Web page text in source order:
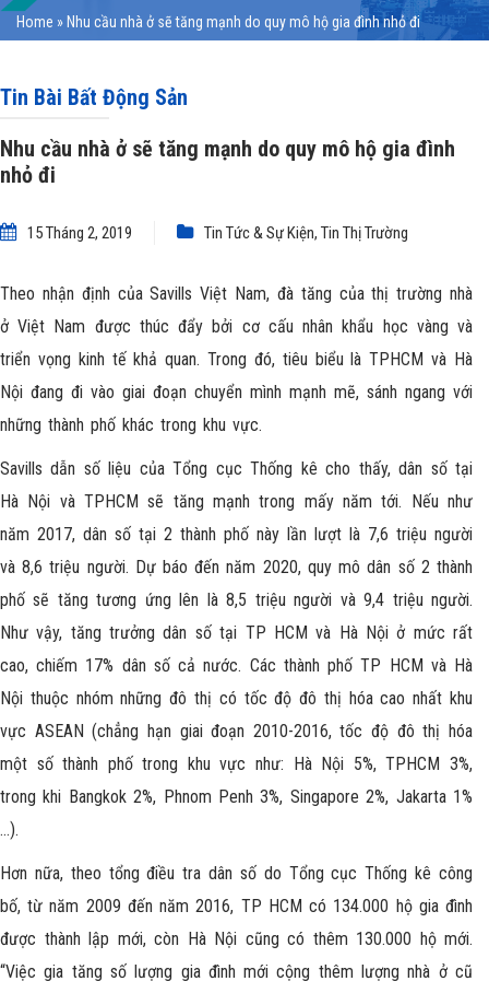
Home » Nhu cầu nhà ở sẽ tăng mạnh do quy mô hộ gia đình nhỏ đi
Tin Bài Bất Động Sản
Nhu cầu nhà ở sẽ tăng mạnh do quy mô hộ gia đình
nhỏ đi
15 Tháng 2, 2019 Tin Tức & Sự Kiện, Tin Thị Trường
Theo nhận định của Savills Việt Nam, đà tăng của thị trường nhà
ở Việt Nam được thúc đẩy bởi cơ cấu nhân khẩu học vàng và
triển vọng kinh tế khả quan. Trong đó, tiêu biểu là TPHCM và Hà
Nội đang đi vào giai đoạn chuyển mình mạnh mẽ, sánh ngang với
những thành phố khác trong khu vực.
Savills dẫn số liệu của Tổng cục Thống kê cho thấy, dân số tại
Hà Nội và TPHCM sẽ tăng mạnh trong mấy năm tới. Nếu như
năm 2017, dân số tại 2 thành phố này lần lượt là 7,6 triệu người
và 8,6 triệu người. Dự báo đến năm 2020, quy mô dân số 2 thành
phố sẽ tăng tương ứng lên là 8,5 triệu người và 9,4 triệu người.
Như vậy, tăng trưởng dân số tại TP HCM và Hà Nội ở mức rất
cao, chiếm 17% dân số cả nước. Các thành phố TP HCM và Hà
Nội thuộc nhóm những đô thị có tốc độ đô thị hóa cao nhất khu
vực ASEAN (chẳng hạn giai đoạn 2010-2016, tốc độ đô thị hóa
một số thành phố trong khu vực như: Hà Nội 5%, TPHCM 3%,
trong khi Bangkok 2%, Phnom Penh 3%, Singapore 2%, Jakarta 1%
…).
Hơn nữa, theo tổng điều tra dân số do Tổng cục Thống kê công
bố, từ năm 2009 đến năm 2016, TP HCM có 134.000 hộ gia đình
được thành lập mới, còn Hà Nội cũng có thêm 130.000 hộ mới.
“Việc gia tăng số lượng gia đình mới cộng thêm lượng nhà ở cũ